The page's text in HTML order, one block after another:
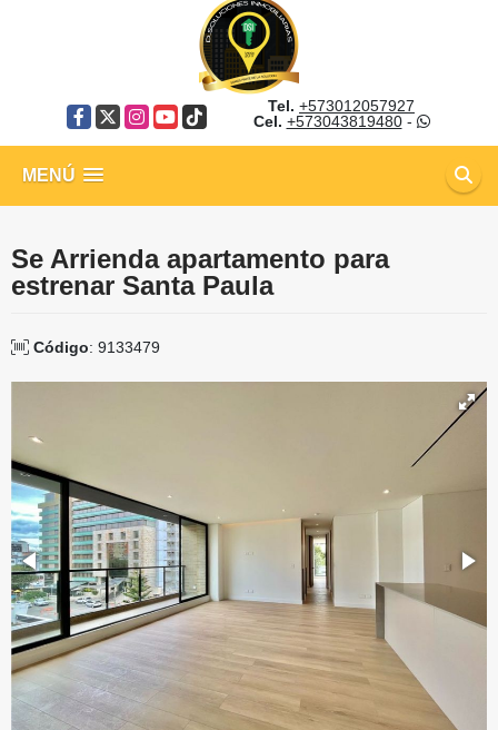
Facebook
X Instagram
YouTube
TikTok
Tel. +573012057927
Cel. +573043819480-
MENÚ
Se Arrienda apartamento para
estrenar Santa Paula
Código: 9133479